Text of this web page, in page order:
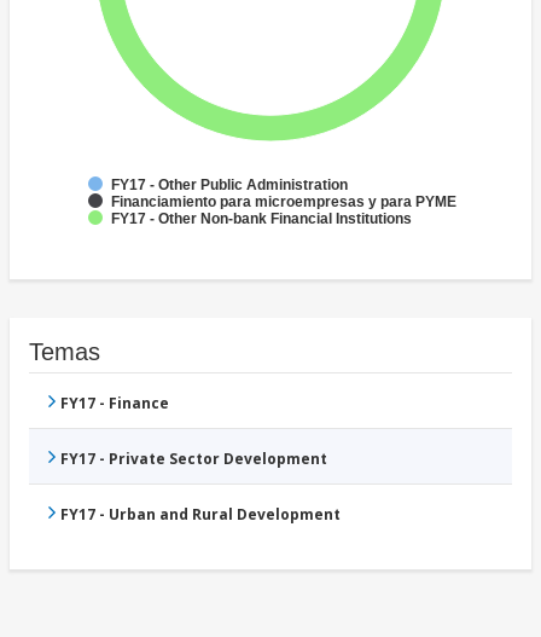
FY17 - Other Public Administration
Financiamiento para microempresas y para PYME
FY17 - Other Non-bank Financial Institutions
Temas
FY17 - Finance
FY17 - Private Sector Development
FY17 - Urban and Rural Development